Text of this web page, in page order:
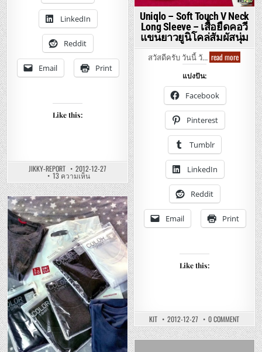
เบาๆ
LinkedIn
Reddit
Email Print
Like this:
JIKKY-REPORT 2012-12-27
13 ความเห็นบน
UNIQLO
–
PREMIUM
DOWN
ULTRA
LIGHT
JACKET
–
เสื้อ
กัน
หนาว
ยู
นิ
โค
ล่อุ
ร้า
ไล้
ท์
อุ่นๆ
เบาๆ
Uniqlo – Soft Touch V Neck
Long Sleeve – เสื้อยืดคอวี
แขนยาวยูนิโคล่สัมผัสนุ่ม
สวัสดีครับ วันนี้ วั… read moreUniqlo
–
สัมผัส
แบ่งปัน:
Facebook
Pinterest
Tumblr
LinkedIn
Reddit
Email Print
Like this:
KIT 2012-12-27 0 COMMENTON
UNIQLO
–
SOFT
TOUCH
Posted
in